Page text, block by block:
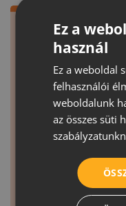
Ez a
használ
Ez a weboldal
felhasználói
weboldalunk
az összes süti